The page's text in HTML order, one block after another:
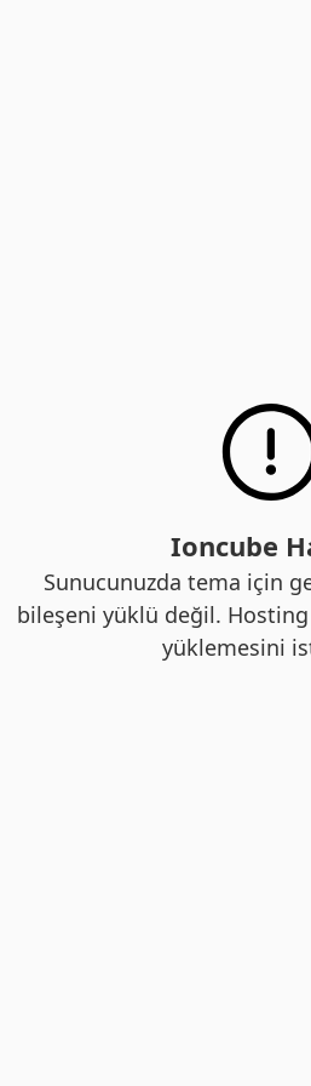
Ioncube
Sunucunuzda tema için
bileşeni yüklü değil.
yüklemesini